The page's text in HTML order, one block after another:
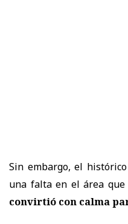
Sin embargo, el
una falta en el área
convirtió con calma